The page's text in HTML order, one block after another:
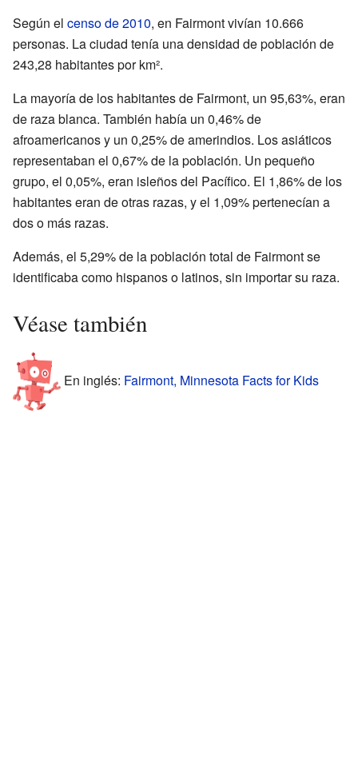
Según el censo de 2010, en Fairmont vivían 10.666
personas. La ciudad tenía una densidad de población de
243,28 habitantes por km².
La mayoría de los habitantes de Fairmont, un 95,63%, eran
de raza blanca. También había un 0,46% de
afroamericanos y un 0,25% de amerindios. Los asiáticos
representaban el 0,67% de la población. Un pequeño
grupo, el 0,05%, eran isleños del Pacífico. El 1,86% de los
habitantes eran de otras razas, y el 1,09% pertenecían a
dos o más razas.
Además, el 5,29% de la población total de Fairmont se
identificaba como hispanos o latinos, sin importar su raza.
Véase también
En inglés: Fairmont, Minnesota Facts for Kids